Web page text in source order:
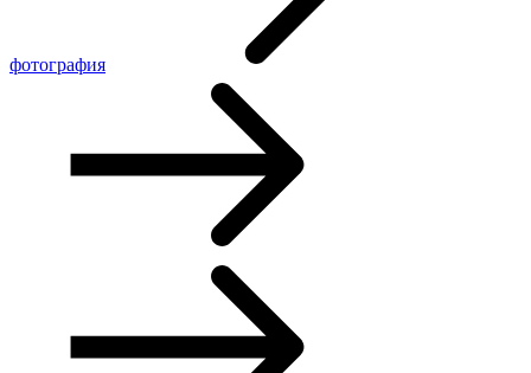
фотография